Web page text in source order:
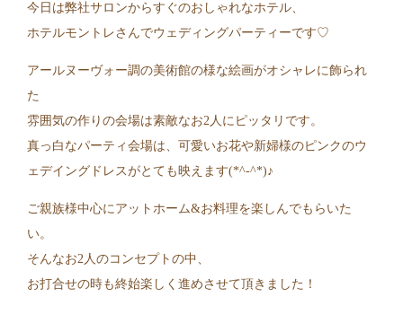
今日は弊社サロンからすぐのおしゃれなホテル、
ホテルモントレさんでウェディングパーティーです♡
アールヌーヴォー調の美術館の様な絵画がオシャレに飾られ
た
雰囲気の作りの会場は素敵なお2人にピッタリです。
真っ白なパーティ会場は、可愛いお花や新婦様のピンクのウ
ェデイングドレスがとても映えます(*^-^*)♪
ご親族様中心にアットホーム&お料理を楽しんでもらいた
い。
そんなお2人のコンセプトの中、
お打合せの時も終始楽しく進めさせて頂きました！